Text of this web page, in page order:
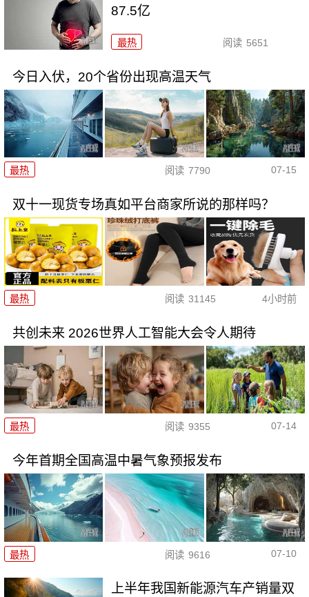
87.5亿
最热 阅读 5651
今日入伏，20个省份出现高温天气
最热 阅读 7790 07-15
双十一现货专场真如平台商家所说的那样吗？
最热 阅读 31145 4小时前
共创未来 2026世界人工智能大会令人期待
最热 阅读 9355 07-14
今年首期全国高温中暑气象预报发布
最热 阅读 9616 07-10
上半年我国新能源汽车产销量双